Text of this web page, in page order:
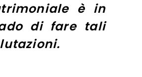
è in
di fare tali